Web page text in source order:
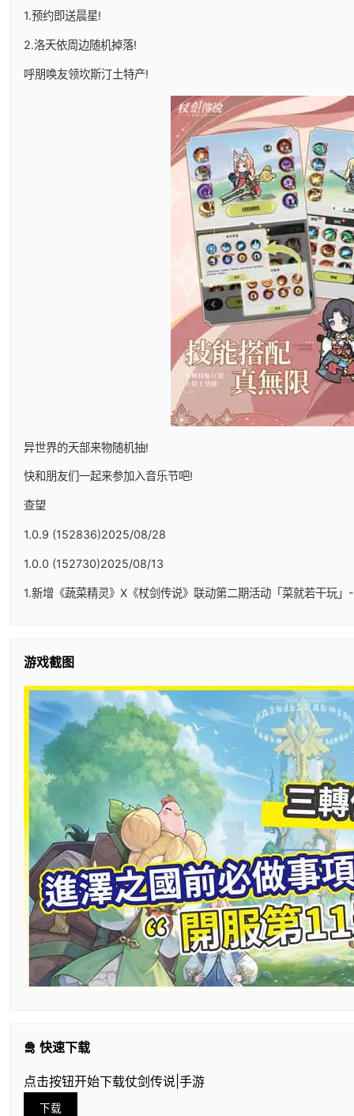
1.预约即送晨星!
2.洛天依周边随机掉落!
呼朋唤友领坎斯汀土特产!
异世界的天部来物随机抽!
快和朋友们一起来参加入音乐节吧!
查望
1.0.9 (152836)2025/08/28
1.0.0 (152730)2025/08/13
1.新增《蔬菜精灵》X《杖剑传说》联动第二期活动「菜就若干玩
游戏截图
🛅 快速下载
点击按钮开始下载仗剑传说|手游
下载